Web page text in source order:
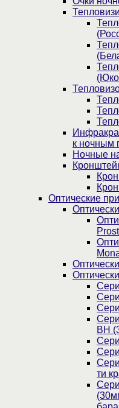
к ночным
Ночные
Оптические
BH
ти